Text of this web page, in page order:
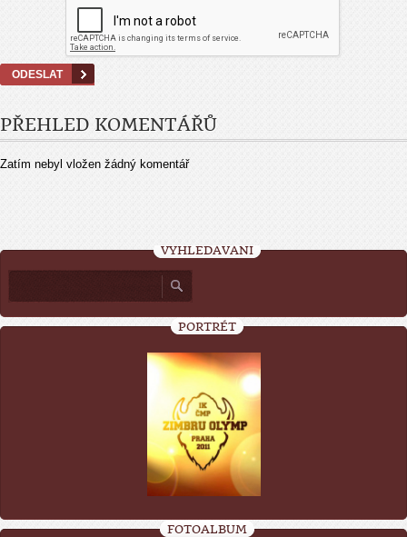
PŘEHLED KOMENTÁŘŮ
Zatím nebyl vložen žádný komentář
VYHLEDÁVÁNÍ
PORTRÉT
FOTOALBUM